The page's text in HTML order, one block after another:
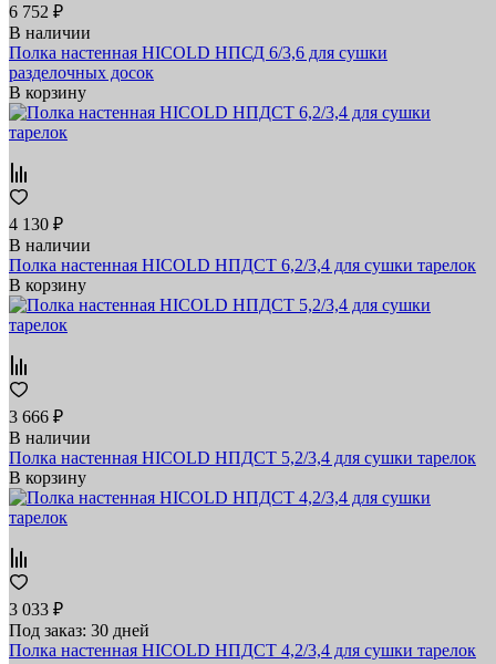
6 752 ₽
В наличии
Полка настенная HICOLD НПСД 6/3,6 для сушки
разделочных досок
В корзину
4 130 ₽
В наличии
Полка настенная HICOLD НПДСТ 6,2/3,4 для сушки тарелок
В корзину
3 666 ₽
В наличии
Полка настенная HICOLD НПДСТ 5,2/3,4 для сушки тарелок
В корзину
3 033 ₽
Под заказ: 30 дней
Полка настенная HICOLD НПДСТ 4,2/3,4 для сушки тарелок